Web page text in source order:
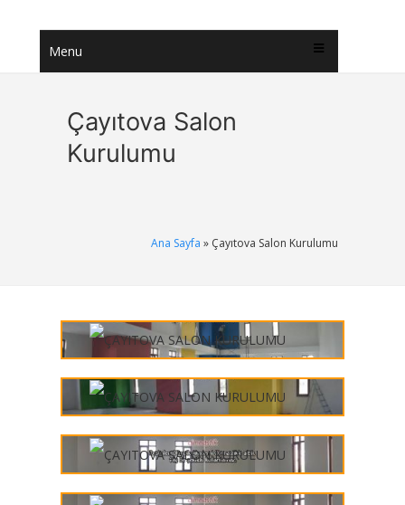
Menu
Çayıtova Salon
Kurulumu
Ana Sayfa » Çayıtova Salon Kurulumu